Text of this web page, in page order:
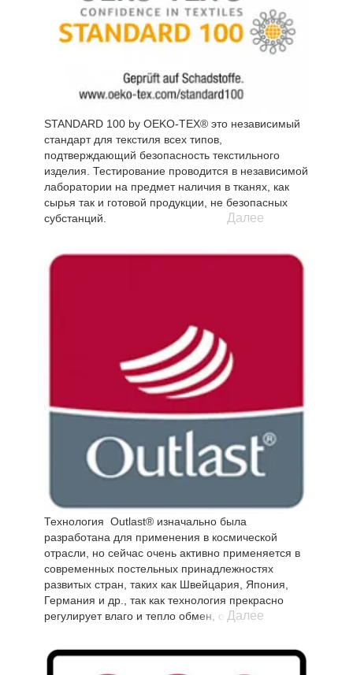
STANDARD 100 by OEKO-TEX® это независимый
стандарт для текстиля всех типов,
подтверждающий безопасность текстильного
изделия. Тестирование проводится в независимой
лаборатории на предмет наличия в тканях, как
сырья так и готовой продукции, не безопасных
субстанций.
Далее
Технология Outlast® изначально была
разработана для применения в космической
отрасли, но сейчас очень активно применяется в
современных постельных принадлежностях
развитых стран, таких как Швейцария, Япония,
Германия и др., так как технология прекрасно
регулирует влаго и тепло обмен, обеспечивая
температуры сокращаются, за счет чего спящий
меньше потеет или мерзнет во сне. Постельные
Далее